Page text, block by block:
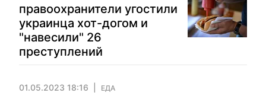
правоохранители угостили
украинца хот-догом и
"навесили" 26
преступлений
01.05.2023 18:16 ЕДА